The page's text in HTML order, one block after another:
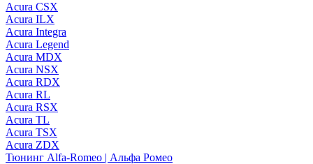
Acura CSX
Acura ILX
Acura Integra
Acura Legend
Acura MDX
Acura NSX
Acura RDX
Acura RL
Acura RSX
Acura TL
Acura TSX
Acura ZDX
Тюнинг Alfa-Romeo | Альфа Ромео